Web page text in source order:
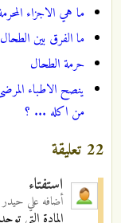
ما هي الاجزاء
ما الفرق بين
حرمة الطحال
ينصح الاطباء
من اكله ... ؟
22 تعليقة
استفتاء
أضافه علي حيدر